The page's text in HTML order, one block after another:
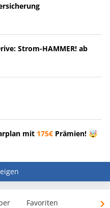
Strom-HAMMER! ab
mit 175€ Prämien! 🤯
Favoriten